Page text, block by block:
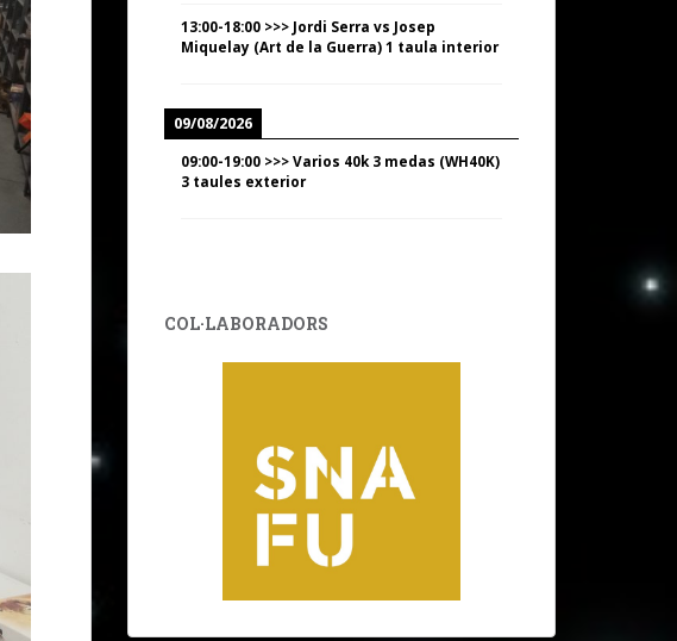
13:00-18:00 >>> Jordi Serra vs Josep
Miquelay (Art de la Guerra) 1 taula interior
09/08/2026
09:00-19:00 >>>Varios 40k 3 medas (WH40K)
3 taules exterior
COL·LABORADORS